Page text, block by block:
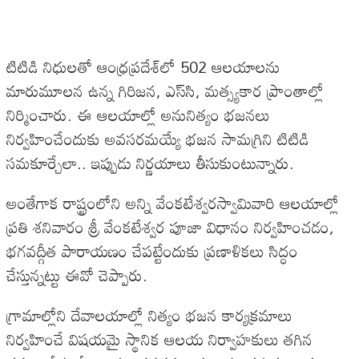
టిటిడి నిధుల‌తో ఆంధ్ర‌ప్ర‌దేశ్‌లో 502 ఆల‌యాల‌ను
మారుమూలన ఉన్న గిరిజ‌న‌, ఎస్‌సి, మ‌త్స్య‌కార ప్రాంతాల్లో
నిర్మించారు. ఈ ఆలయాల్లో అనునిత్యం భ‌జ‌న‌లు
నిర్వ‌హించేందుకు అవ‌స‌ర‌మ‌య్యే భ‌జ‌న సామ‌గ్రిని టిటిడి
స‌మ‌కూర్చేలా.. ఇప్పుడు నిర్ణయాలు తీసుకుంటున్నారు.
అంతేగాక రాష్ట్రంలోని అన్ని వేంక‌టేశ్వ‌ర‌స్వామివారి ఆల‌యాల్లో
ప్ర‌తి శ‌నివారం శ్రీ వేంక‌టేశ్వ‌ర పూజా విధానం నిర్వ‌హించ‌డం,
భ‌గ‌వ‌ద్గీత పారాయ‌ణం చేప‌ట్టేందుకు ప్ర‌ణాళిక‌లు సిద్ధం
చేస్తున్న‌ట్టు ఈవో చెప్పారు.
గ్రామాల్లోని దేవాల‌యాల్లో నిత్యం భ‌జ‌న కార్య‌క్ర‌మాలు
నిర్వ‌హించే విష‌య‌మై స్థానిక ఆల‌య నిర్వాహ‌కులు తగిన